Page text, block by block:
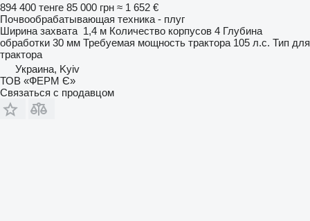
894 400 тенге 85 000 грн ≈ 1 652 €
Почвообрабатывающая техника - плуг
Ширина захвата 1,4 м Количество корпусов 4 Глубина
обработки 30 мм Требуемая мощность трактора 105 л.с. Тип для
трактора
Украина, Kyiv
ТОВ «ФЕРМ Є»
Связаться с продавцом